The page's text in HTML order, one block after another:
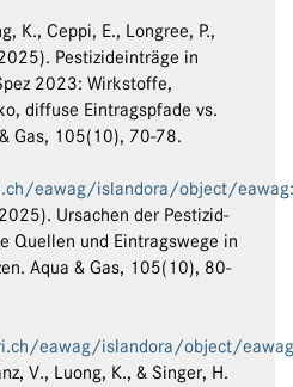
K., Ceppi, E., Longree, P.,
Pestizideinträge in
2023: Wirkstoffe,
diffuse Eintragspfade vs.
Gas, 105(10), 70-78.
eawag/islandora/object/
Ursachen der Pestizid-
Quellen und Eintragswege in
Aqua & Gas, 105(10), 80-
eawag/islandora/object/
V., Luong, K., & Singer, H.